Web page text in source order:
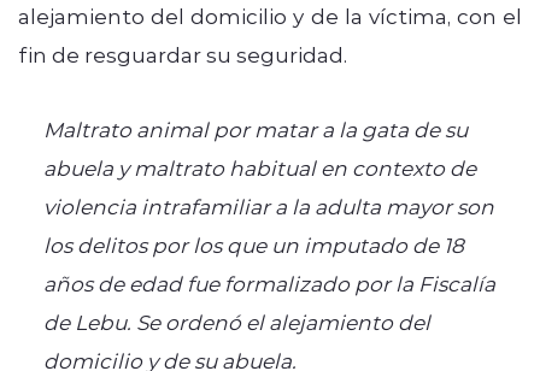
alejamiento del domicilio y de la víctima, con el
fin de resguardar su seguridad.
Maltrato animal por matar a la gata de su
abuela y maltrato habitual en contexto de
violencia intrafamiliar a la adulta mayor son
los delitos por los que un imputado de 18
años de edad fue formalizado por la Fiscalía
de Lebu. Se ordenó el alejamiento del
domicilio y de su abuela.